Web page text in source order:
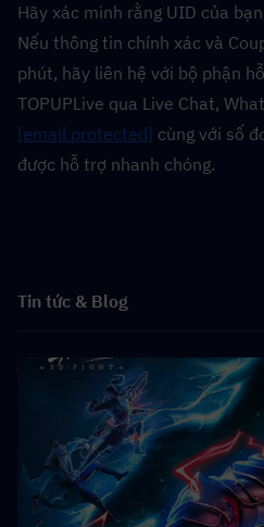
Hãy xác minh rằng UID của
Nếu thông tin chính xác và
phút, hãy liên hệ với bộ phận
[email protected] cùng với số
được hỗ trợ nhanh chóng.
Tin tức & Blog